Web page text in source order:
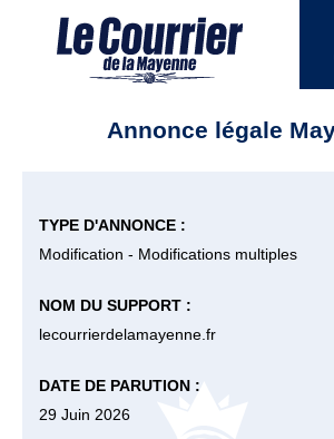
Annonce légale
TYPE D'ANNONCE :
Modification - Modifications multiples
NOM DU SUPPORT :
lecourrierdelamayenne.fr
DATE DE PARUTION :
29 Juin 2026